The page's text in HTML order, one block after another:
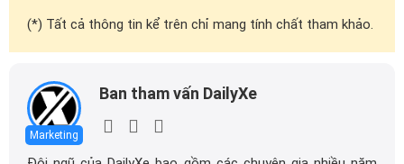
(*) Tất cả thông tin kể trên chỉ mang tính chất tham khảo.
Marketing
Ban tham vấn DailyXe